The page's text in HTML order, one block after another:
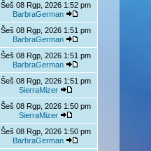
Šeš 08 Rgp, 2026 1:52 pm
BarbraGerman
Šeš 08 Rgp, 2026 1:51 pm
BarbraGerman
Šeš 08 Rgp, 2026 1:51 pm
BarbraGerman
Šeš 08 Rgp, 2026 1:51 pm
SierraMizer
Šeš 08 Rgp, 2026 1:50 pm
SierraMizer
Šeš 08 Rgp, 2026 1:50 pm
BarbraGerman